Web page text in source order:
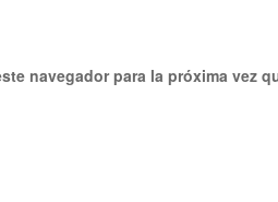
navegador para la próxima vez